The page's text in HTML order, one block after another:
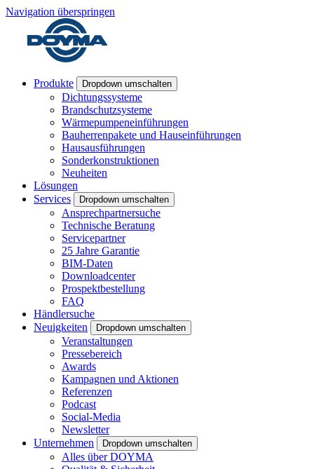
Navigation überspringen
Produkte Dropdown umschalten
Dichtungssysteme
Brandschutzsysteme
Wärmepumpeneinführungen
Bauherrenpakete und Hauseinführungen
Hausausführungen
Sonderkonstruktionen
Neuheiten
Lösungen
Services
Dropdown umschalten
Ansprechpartnersuche
Technische Beratung
Servicepartner
25 Jahre Garantie
BIM-Daten
Downloadcenter
Prospektbestellung
FAQ
Händlersuche
Neuigkeiten
Dropdown umschalten
Veranstaltungen
Pressebereich
Awards
Kampagnen und Aktionen
Referenzen
Podcast
Social-Media
Newsletter
Unternehmen
Dropdown umschalten
Alles über DOYMA